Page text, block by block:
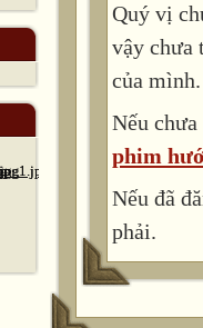
Quý vị
vậy chưa
của mình.
Nếu
phim
Nếu đã
phải.